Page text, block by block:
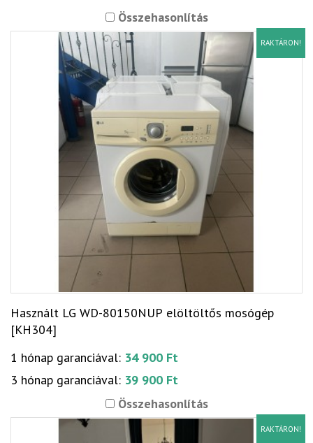
Összehasonlítás
RAKTÁRON!
Használt LG WD-80150NUP elöltöltős mosógép
[KH304]
1 hónap garanciával: 34 900 Ft
3 hónap garanciával: 39 900 Ft
Összehasonlítás
RAKTÁRON!